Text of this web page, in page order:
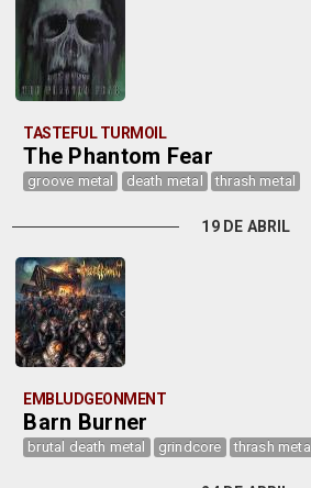
TASTEFUL TURMOIL
The Phantom Fear
groove metal death metal thrash metal
19 DE ABRIL
EMBLUDGEONMENT
Barn Burner
brutal death metal grindcore thrash metal